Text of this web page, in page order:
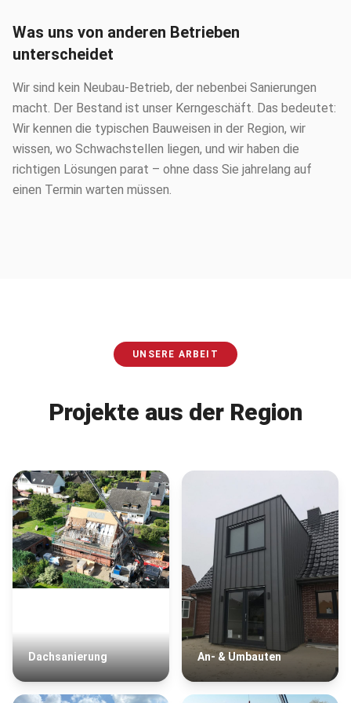
Was uns von anderen Betrieben
unterscheidet
Wir sind kein Neubau-Betrieb, der nebenbei Sanierungen
macht. Der Bestand ist unser Kerngeschäft. Das bedeutet:
Wir kennen die typischen Bauweisen in der Region, wir
wissen, wo Schwachstellen liegen, und wir haben die
richtigen Lösungen parat – ohne dass Sie jahrelang auf
einen Termin warten müssen.
UNSERE ARBEIT
Projekte aus der Region
Dachsanierung An- & Umbauten